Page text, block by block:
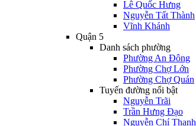
Lê Quốc Hưng
Nguyễn Tất Thành
Vĩnh Khánh
Quận 5
Danh sách phường
Phường An Đông
Phường Chợ Lớn
Phường Chợ Quán
Tuyến đường nổi bật
Nguyễn Trãi
Trần Hưng Đạo
Nguyễn Chí Thanh